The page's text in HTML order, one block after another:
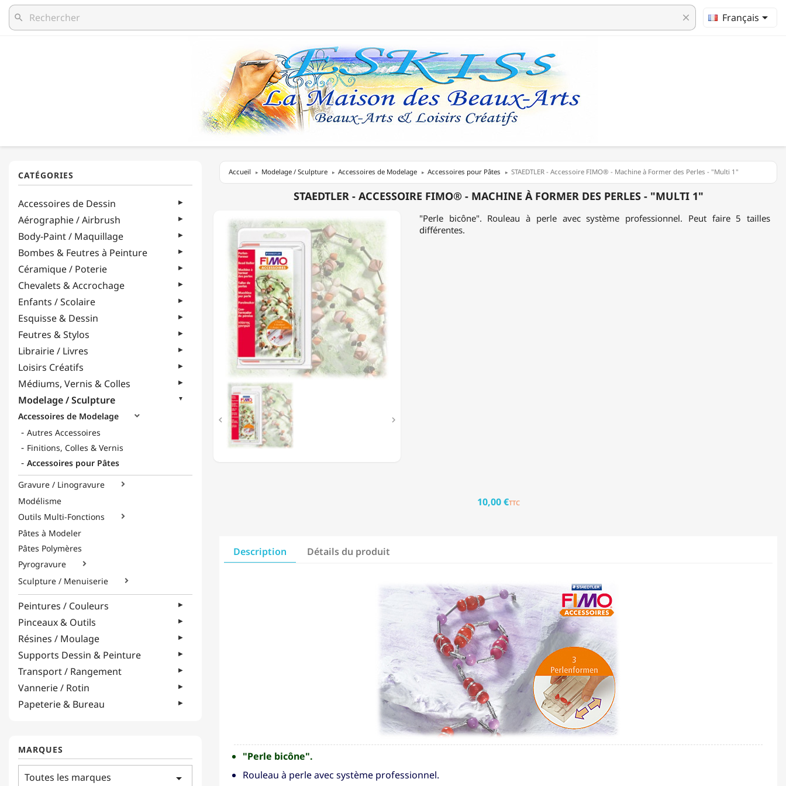
search clear Français
Accessoires de Dessin
Aérographie / Airbrush
Body-Paint / Maquillage
Bombes & Feutres à Peinture
Céramique / Poterie
Chevalets & Accrochage
Enfants / Scolaire
Esquisse & Dessin
Feutres & Stylos
Librairie / Livres
Loisirs Créatifs
Médiums, Vernis & Colles
Modelage / Sculpture
Accessoires de Modelage 
Autres Accessoires
Finitions, Colles & Vernis
Accessoires pour Pâtes
Gravure / Linogravure

Modélisme
Outils Multi-Fonctions

Pâtes à Modeler
Pâtes Polymères
Pyrogravure

Sculpture / Menuiserie 
Peintures / Couleurs
Pinceaux & Outils
Résines / Moulage
Supports Dessin & Peinture
Transport / Rangement
Vannerie / Rotin
Papeterie & Bureau
MARQUES
Toutes les marques arrow_drop_down
Accueil Modelage / Sculpture Accessoires de Modelage Accessoires pour Pâtes STAEDTLER - Accessoire FIMO® - Machine à Former des Perles - "Multi 1"
FIMO®
MACHINE
FORMER
DES
PERLES
"MULTI
STAEDTLER - ACCESSOIRE FIMO® - MACHINE À FORMER DES PERLES - "MULTI 1"
 
"Perle bicône". Rouleau à perle avec système professionnel. Peut faire 5 tailles
différentes.
10,00 €TTC
Description Détails du produit
"Perle bicône".
Rouleau à perle avec système professionnel.